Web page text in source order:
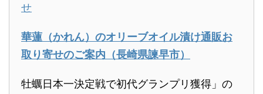
せ
華蓮（かれん）のオリーブオイル漬け通販お
取り寄せのご案内（長崎県諫早市）
牡蠣日本一決定戦で初代グランプリ獲得」の